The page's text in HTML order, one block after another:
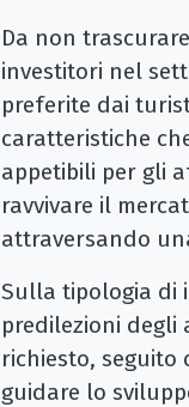
Da non
investitori nel
preferite dai
caratteristiche
appetibili per gli
ravvivare il
attraversando
Sulla tipologia di
predilezioni degli
richiesto, seguito
guidare lo